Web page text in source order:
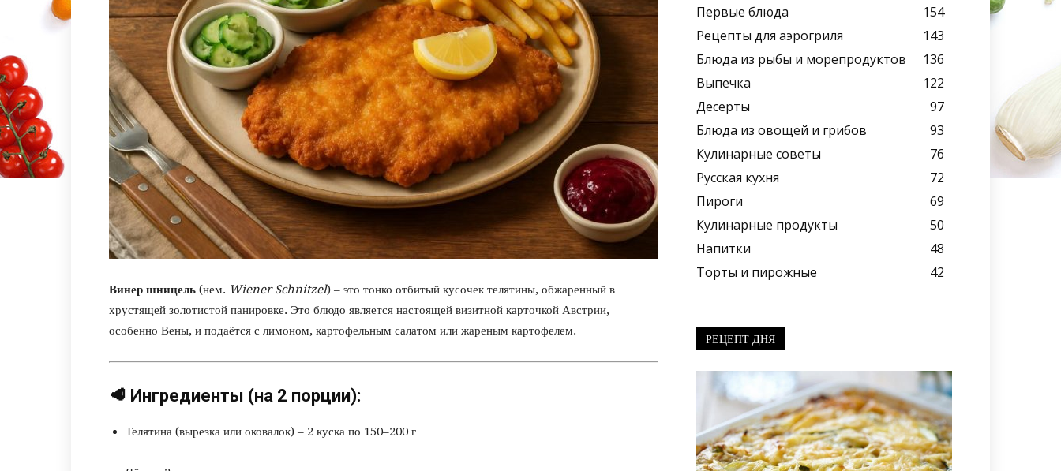
вкусные
блюда
+
Винер шницель (нем. Wiener Schnitzel) – это тонко отбитый кусочек телятины, обжаренный в
хрустящей золотистой панировке. Это блюдо является настоящей визитной карточкой Австрии,
особенно Вены, и подаётся с лимоном, картофельным салатом или жареным картофелем.
🥩 Ингредиенты (на 2 порции):
Телятина (вырезка или оковалок) – 2 куска по 150–200 г
Первые блюда
154
Рецепты для аэрогриля
143
Блюда из рыбы и морепродуктов
136
Выпечка
122
Десерты
97
Блюда из овощей и грибов
93
Кулинарные советы
76
Русская кухня
72
Пироги
69
Кулинарные продукты
50
Напитки
48
Торты и пирожные
42
РЕЦЕПТ ДНЯ